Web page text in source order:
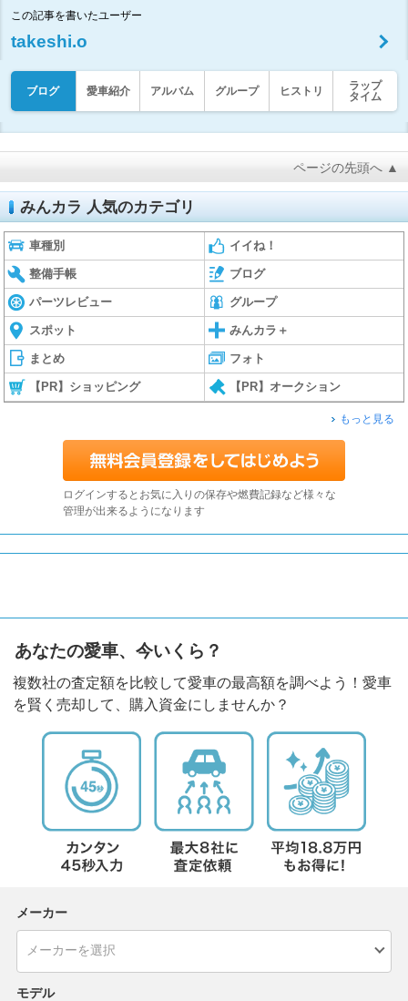
この記事を書いたユーザー
takeshi.o
ブログ 愛車紹介 アルバム グループ ヒストリ
ラップ
タイム
ページの先頭へ ▲
みんカラ 人気のカテゴリ
車種別 イイね！
整備手帳 ブログ
パーツレビュー グループ
スポット みんカラ＋
まとめ フォト
【PR】ショッピング 【PR】オークション
もっと見る
ログインするとお気に入りの保存や燃費記録など様々な
管理が出来るようになります
あなたの愛車、今いくら？
複数社の査定額を比較して愛車の最高額を調べよう！愛車
を賢く売却して、購入資金にしませんか？
メーカー
モデル